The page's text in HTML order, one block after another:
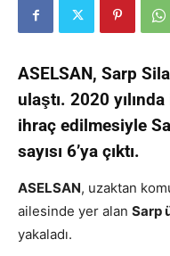
ASELSAN, Sarp
ulaştı. 2020
ihraç edilmesiyle
sayısı 6’ya çıktı.
ASELSAN, uzaktan
ailesinde yer alan Sarp
yakaladı.